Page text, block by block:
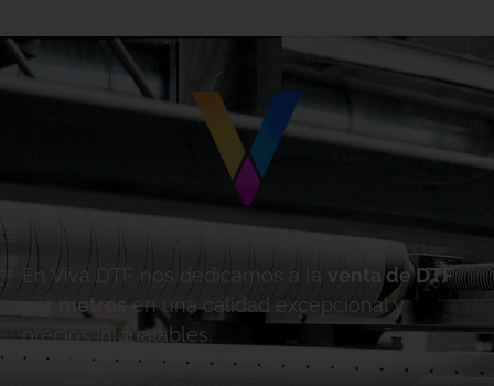
En Viva DTF nos dedicamos a la
venta de DTF
por metros
en una calidad excepcional y
precios inigualables.